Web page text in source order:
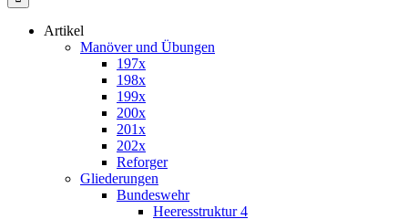
Artikel
Manöver und Übungen
197x
198x
199x
200x
201x
202x
Reforger
Gliederungen
Bundeswehr
Heeresstruktur 4